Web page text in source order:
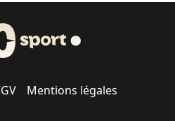
Mentions légales